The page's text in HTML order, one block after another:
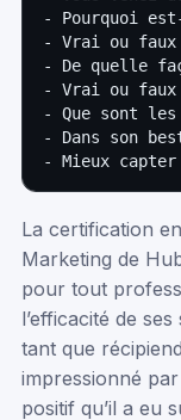
La certification
Marketing de
pour tout
l’efficacité de
tant que
impressionné
positif qu’il a eu